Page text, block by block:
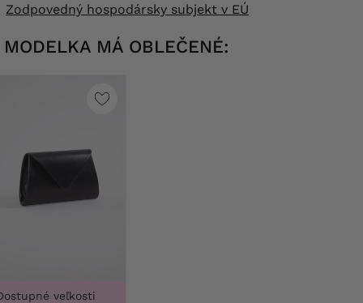
Zodpovedný hospodársky subjekt v EÚ
MODELKA MÁ OBLEČENÉ:
veľkosti